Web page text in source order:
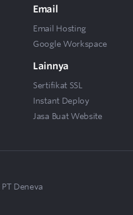
Email
Email Hosting
Google Workspace
Lainnya
Sertifikat SSL
Instant Deploy
Jasa Buat Website
PT Deneva